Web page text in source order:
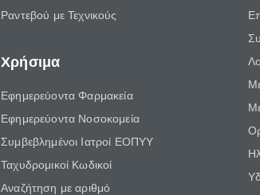
Ραντεβού με Τεχνικούς
Χρήσιμα
Εφημερεύοντα Φαρμακεία
Εφημερεύοντα Νοσοκομεία
Συμβεβλημένοι Ιατροί ΕΟΠΥΥ
Ταχυδρομικοί Κωδικοί
Αναζήτηση με αριθμό